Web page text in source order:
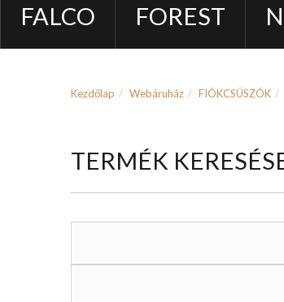
FALCO FOREST
Kezdőlap Webáruház FIÓKCSÚSZÓK
TERMÉK